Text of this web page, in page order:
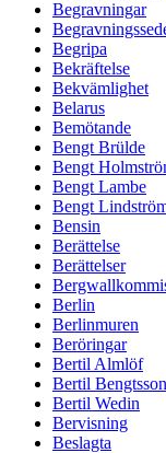
Begravningar
Begripa
Bekräftelse
Bekvämlighet
Belarus
Bemötande
Bengt Brülde
Bengt
Bengt Lambe
Bengt
Bensin
Berättelse
Berättelser
Berlin
Berlinmuren
Beröringar
Bertil Almlöf
Bertil Bengtsson
Bertil Wedin
Bervisning
Beslagta